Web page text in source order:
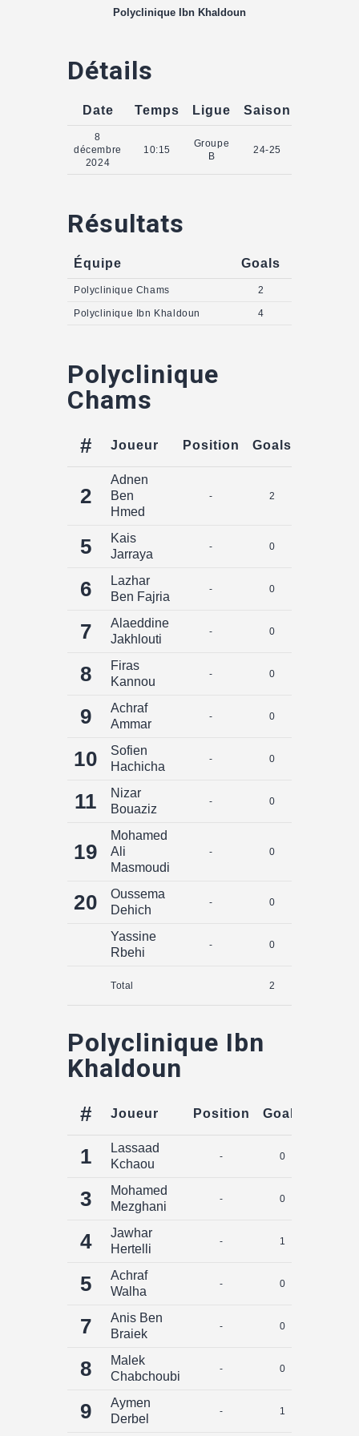
Polyclinique Ibn Khaldoun
Détails
Date Temps Ligue Saison
8
décembre
2024
10:15
Groupe
B
24-25
Résultats
Équipe Goals
Polyclinique Chams 2
Polyclinique Ibn Khaldoun 4
Polyclinique
Chams
# Joueur Position Goals
2
Adnen
Ben
Hmed
- 2
5
Kais
Jarraya
- 0
6
Lazhar
Ben Fajria
- 0
7
Alaeddine
Jakhlouti
- 0
8
Firas
Kannou
- 0
9
Achraf
Ammar
- 0
10
Sofien
Hachicha
- 0
11
Nizar
Bouaziz
- 0
19
Mohamed
Ali
Masmoudi
- 0
20
Oussema
Dehich
- 0
Yassine
Rbehi
- 0
Total 2
Polyclinique Ibn
Khaldoun
# Joueur Position Goals
1
Lassaad
Kchaou
- 0
3
Mohamed
Mezghani
- 0
4
Jawhar
Hertelli
- 1
5
Achraf
Walha
- 0
7
Anis Ben
Braiek
- 0
8
Malek
Chabchoubi
- 0
9
Aymen
Derbel
- 1